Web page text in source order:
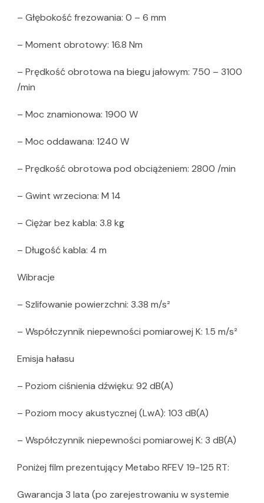
– Głębokość frezowania: 0 – 6 mm
– Moment obrotowy: 16.8 Nm
– Prędkość obrotowa na biegu jałowym: 750 – 3100
/min
– Moc znamionowa: 1900 W
– Moc oddawana: 1240 W
– Prędkość obrotowa pod obciążeniem: 2800 /min
– Gwint wrzeciona: M 14
– Ciężar bez kabla: 3.8 kg
– Długość kabla: 4 m
Wibracje
– Szlifowanie powierzchni: 3.38 m/s²
– Współczynnik niepewności pomiarowej K: 1.5 m/s²
Emisja hałasu
– Poziom ciśnienia dźwięku: 92 dB(A)
– Poziom mocy akustycznej (LwA): 103 dB(A)
– Współczynnik niepewności pomiarowej K: 3 dB(A)
Poniżej film prezentujący Metabo RFEV 19-125 RT:
Gwarancja 3 lata (po zarejestrowaniu w systemie